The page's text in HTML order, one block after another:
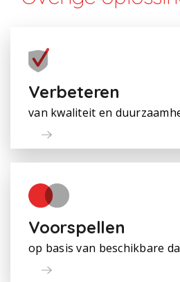
Verbeteren
van kwaliteit en
Voorspellen
op basis van beschikbare